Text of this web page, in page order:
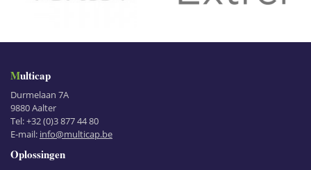
Multicap
Durmelaan 7A
9880Aalter
Tel:+32 (0)3 877 44 80
E-mail: info@multicap.be
Oplossingen